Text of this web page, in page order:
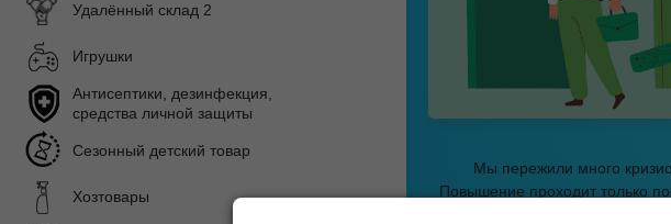
Мы пережили много
Повышение проходит только
Удалённый склад 2
Игрушки
Антисептики, дезинфекция,
средства личной защиты
Сезонный детский товар
Хозтовары